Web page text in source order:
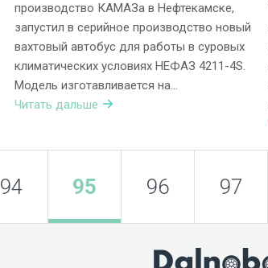
производство КАМАЗа в Нефтекамске,
запустил в серийное производство новый
вахтовый автобус для работы в суровых
климатических условиях НЕФАЗ 4211-4S.
Модель изготавливается на…
Читать дальше
94 95 96 97